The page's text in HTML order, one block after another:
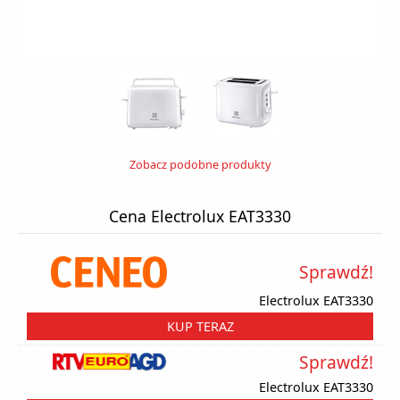
Zobacz podobne produkty
Cena Electrolux EAT3330
Electrolux EAT3330
Sprawdź!
KUP TERAZ
Electrolux EAT3330
Sprawdź!